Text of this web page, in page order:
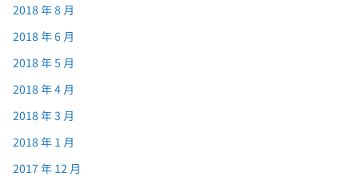
2018 年 8 月
2018 年 6 月
2018 年 5 月
2018 年 4 月
2018 年 3 月
2018 年 1 月
2017 年 12 月